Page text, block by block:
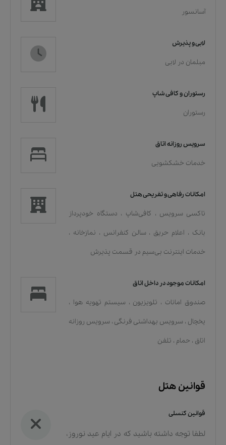
آسانسور
لابی و پذیرش
مبلمان در لابی
رستوران و کافی شاپ
رستوران
سرویس روزانه اتاق
خدمات خشکشویی
امکانات رفاهی و تفریحی هتل
تاکسی سرویس ، کافی‌شاپ ، دستگاه خودپرداز
بانک ، اعلام حریق ، سالن کنفرانس ، نمازخانه ،
خدمات اينترنت بی‌سیم در قسمت پذیرش
امکانات موجود در داخل اتاق
صندوق امانات ، تلویزیون ، سیستم تهویه هوا ،
یخچال ، سرویس بهداشتی فرنگی ، سرویس روزانه
اتاق ، حمام ، تلفن
قوانین هتل
قوانین کنسلی
لطفا توجه داشته باشید که در ایام عید نوروز،